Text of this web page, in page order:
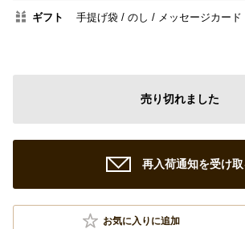
ギフト 手提げ袋 のし メッセージカード
売り切れました
再入荷通知を受け取
お気に入りに追加